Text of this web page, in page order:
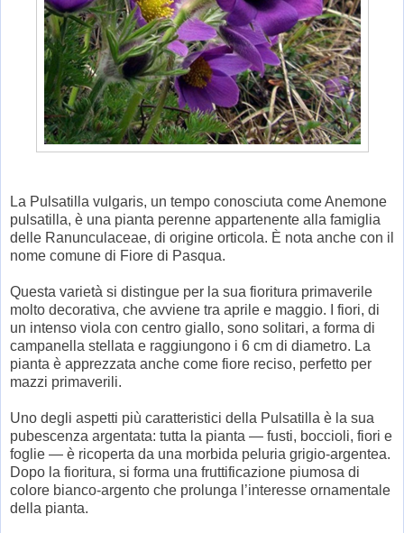
La Pulsatilla vulgaris, un tempo conosciuta come Anemone
pulsatilla, è una pianta perenne appartenente alla famiglia
delle Ranunculaceae, di origine orticola. È nota anche con il
nome comune di Fiore di Pasqua.
Questa varietà si distingue per la sua fioritura primaverile
molto decorativa, che avviene tra aprile e maggio. I fiori, di
un intenso viola con centro giallo, sono solitari, a forma di
campanella stellata e raggiungono i 6 cm di diametro. La
pianta è apprezzata anche come fiore reciso, perfetto per
mazzi primaverili.
Uno degli aspetti più caratteristici della Pulsatilla è la sua
pubescenza argentata: tutta la pianta — fusti, boccioli, fiori e
foglie — è ricoperta da una morbida peluria grigio-argentea.
Dopo la fioritura, si forma una fruttificazione piumosa di
colore bianco-argento che prolunga l’interesse ornamentale
della pianta.